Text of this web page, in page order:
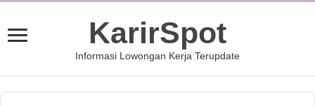
KarirSpot
Informasi Lowongan Kerja Terupdate